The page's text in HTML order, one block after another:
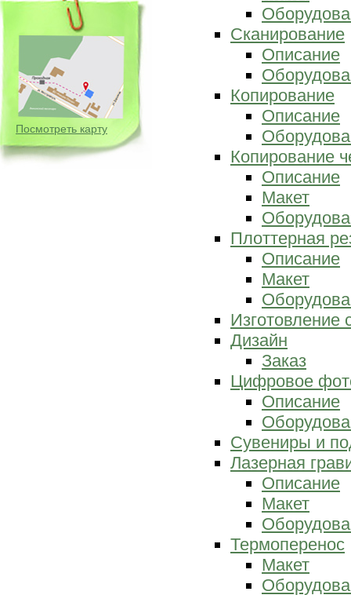
Посмотреть карту
Сканирование
Описание
Копирование
Описание
Копирование
Описание
Макет
Плоттерная
Описание
Макет
Изготовление
Дизайн
Заказ
Цифровое
Описание
Сувениры и
Лазерная
Описание
Макет
Термоперенос
Макет